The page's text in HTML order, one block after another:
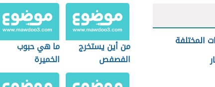
مراحل نمو بذرة
الفاصولياء
وصف شجرة الرمان